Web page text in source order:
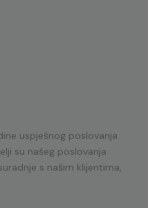
uspješnog poslovanja.
su našeg poslovanja.
s našim klijentima,